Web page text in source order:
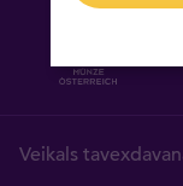
Veikals